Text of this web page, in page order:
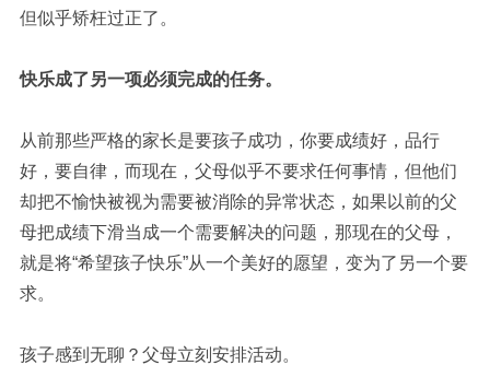
但似乎矫枉过正了。
快乐成了另一项必须完成的任务。
从前那些严格的家长是要孩子成功，你要成绩好，品行
好，要自律，而现在，父母似乎不要求任何事情，但他们
却把不愉快被视为需要被消除的异常状态，如果以前的父
母把成绩下滑当成一个需要解决的问题，那现在的父母，
就是将“希望孩子快乐”从一个美好的愿望，变为了另一个要
求。
孩子感到无聊？父母立刻安排活动。